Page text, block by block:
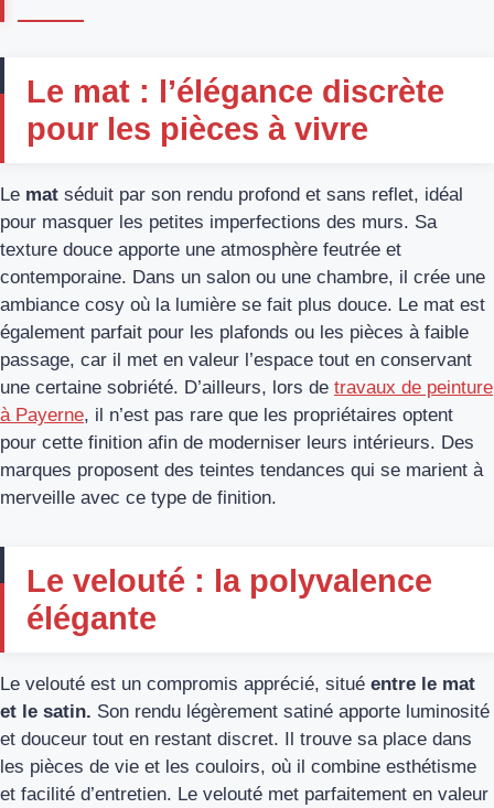
Le mat : l’élégance discrète
pour les pièces à vivre
Le mat séduit par son rendu profond et sans reflet, idéal
pour masquer les petites imperfections des murs. Sa
texture douce apporte une atmosphère feutrée et
contemporaine. Dans un salon ou une chambre, il crée une
ambiance cosy où la lumière se fait plus douce. Le mat est
également parfait pour les plafonds ou les pièces à faible
passage, car il met en valeur l’espace tout en conservant
une certaine sobriété. D’ailleurs, lors de travaux de peinture
à Payerne, il n’est pas rare que les propriétaires optent
pour cette finition afin de moderniser leurs intérieurs. Des
marques proposent des teintes tendances qui se marient à
merveille avec ce type de finition.
Le velouté : la polyvalence
élégante
Le velouté est un compromis apprécié, situé entre le mat
et le satin. Son rendu légèrement satiné apporte luminosité
et douceur tout en restant discret. Il trouve sa place dans
les pièces de vie et les couloirs, où il combine esthétisme
et facilité d’entretien. Le velouté met parfaitement en valeur